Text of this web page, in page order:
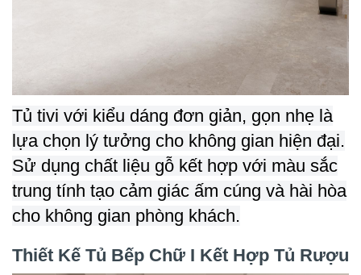
Tủ tivi với kiểu dáng đơn giản, gọn nhẹ là
lựa chọn lý tưởng cho không gian hiện đại.
Sử dụng chất liệu gỗ kết hợp với màu sắc
trung tính tạo cảm giác ấm cúng và hài hòa
cho không gian phòng khách.
Thiết Kế Tủ Bếp Chữ I Kết Hợp Tủ Rượu